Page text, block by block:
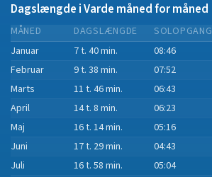
Dagslængde iVarde måned for måned
MÅNED DAGSLÆNGDE SOLOPGANG
Januar
7 t. 40 min. 08:46
Februar
9 t. 38 min. 07:52
Marts
11 t. 46 min. 06:43
April
14 t. 8 min. 06:23
Maj
16 t. 14 min. 05:16
Juni
17 t. 29 min. 04:43
Juli
16 t. 58 min. 05:04